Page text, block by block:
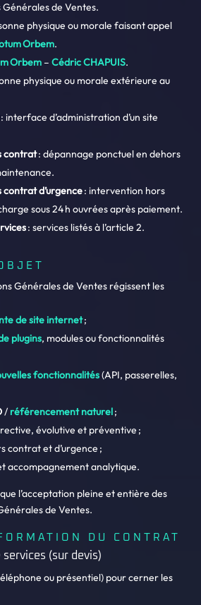
Générales de Ventes.
physique ou morale faisant appel
Orbem.
Orbem –Cédric CHAPUIS.
physique ou morale extérieure au
: interface d’administration d’un site
contrat: dépannage ponctuel en dehors
d’urgence: intervention hors
sous 24 h ouvrées après paiement.
: services listés à l’article 2.
Générales de Ventes régissent les
de site internet;
plugins, modules ou fonctionnalités
fonctionnalités(API, passerelles,
/ référencement naturel;
évolutive et préventive ;
contrat et d’urgence ;
accompagnement analytique.
l’acceptation pleine et entière des
de Ventes.
DU CONTRAT
(sur devis)
ou présentiel) pour cerner les